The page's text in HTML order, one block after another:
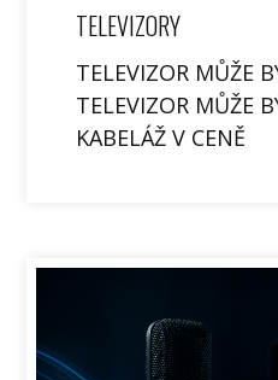
TELEVIZORY
TELEVIZOR MŮŽE
TELEVIZOR MŮŽE
KABELÁŽ V CENĚ